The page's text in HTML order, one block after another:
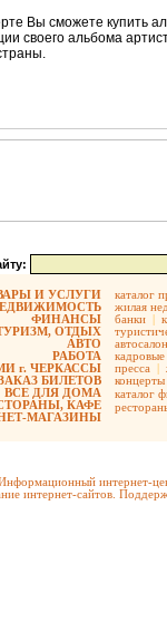
Вы сможете купить
своего альбома
И УСЛУГИ
ФИНАНСЫ
ОТДЫХ
АВТО
РАБОТА
г. ЧЕРКАССЫ
БИЛЕТОВ
ВСЕ ДЛЯ ДОМА
КАФЕ
МАГАЗИНЫ
каталог
жилая
банки |
кадровые
пресса |
концерты
каталог
интернет-
интернет-сайтов.